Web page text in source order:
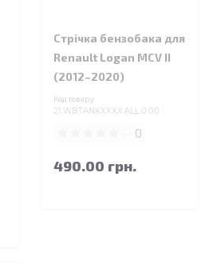
Стрічка бензобака для
Renault Logan MCV II
(2012–2020)
Код товару:
21.WBTANKXXXX.ALL.0.00
0
490.00 грн.